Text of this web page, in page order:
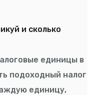
и сколько
единицы в
подоходный налог
единицу,